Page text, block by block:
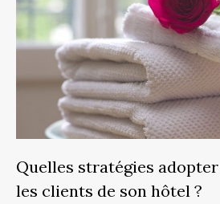
Quelles stratégies
les clients de son hôtel ?